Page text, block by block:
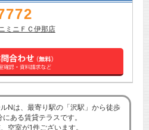
ミニＦＣ伊那店
Nは、最寄り駅の「沢駅」から徒歩
ある賃貸テラスです。
空室が1件ございます。